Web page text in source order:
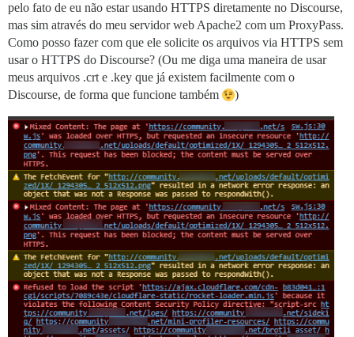
pelo fato de eu não estar usando HTTPS diretamente no Discourse,
mas sim através do meu servidor web Apache2 com um ProxyPass.
Como posso fazer com que ele solicite os arquivos via HTTPS sem
usar o HTTPS do Discourse? (Ou me diga uma maneira de usar
meus arquivos .crt e .key que já existem facilmente com o
Discourse, de forma que funcione também
)